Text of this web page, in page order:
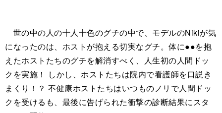
世の中の人の十人十色のグチの中で、モデルのNikiが気
になったのは、ホストが抱える切実なグチ。体に●●を抱
えたホストたちのグチを解消すべく、人生初の人間ドッ
クを実施！ しかし、ホストたちは院内で看護師を口説き
まくり！？ 不健康ホストたちはいつものノリで人間ドッ
クを受けるも、最後に告げられた衝撃の診断結果にスタ